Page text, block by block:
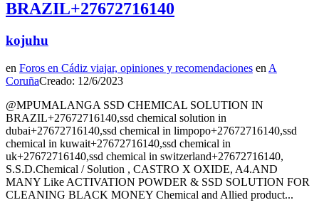
BRAZIL+27672716140
kojuhu
en Foros en Cádiz viajar, opiniones y recomendaciones en A
CoruñaCreado: 12/6/2023
@MPUMALANGA SSD CHEMICAL SOLUTION IN
BRAZIL+27672716140,ssd chemical solution in
dubai+27672716140,ssd chemical in limpopo+27672716140,ssd
chemical in kuwait+27672716140,ssd chemical in
uk+27672716140,ssd chemical in switzerland+27672716140,
S.S.D.Chemical / Solution , CASTRO X OXIDE, A4.AND
MANY Like ACTIVATION POWDER & SSD SOLUTION FOR
CLEANING BLACK MONEY Chemical and Allied product...